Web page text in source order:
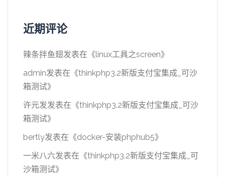
近期评论
辣条拌鱼翅发表在《linux工具之screen》
admin发表在《thinkphp3.2新版支付宝集成_可沙
箱测试》
许元发发表在《thinkphp3.2新版支付宝集成_可沙
箱测试》
bertly发表在《docker-安装phphub5》
一米八六发表在《thinkphp3.2新版支付宝集成_可
沙箱测试》